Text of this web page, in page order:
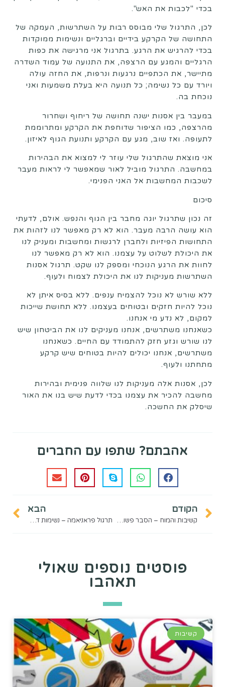
בכדי "לכבות את האש".
לכן, התרגול שלי מבוסס רבות על השתרשות, העמקה של
התחושה של הקרקע בידיים וברגליים ונשימות ממוקדות
בכדי להרגיש את הרגע. בתרגול אני מרגישה את כפות
הרגליים והמגע עם הרצפה, את התנועה של עמוד השדרה
מתיישר, את הכתפיים נרגעות ונרפות, את החזה עולה
ויורד עם כל נשימה; כל תנועה היא בעלת משמעות ואני
נוכחת בה.
במעבר בין אסנות ישנה תחושה של ריחוף ושחרור
מהרצפה, כמו הציפור שדוחפת את הקרקע ומתרוממת
לתעופה. ואז שוב, מגע עם הקרקע ותנועת הגוף לאיזון.
אני מוצאת שהתרגול שלי עוזר לי למצוא את הבהירות
במחשבה. התרגול מוביל לאור שמאפשר לי לראות מעבר
לשכבות המחשבות אל האני הפנימי.
סיכום
זה נכון שתרגול יוגה מחבר בין הגוף והנפש. אולם, לדעתי
הוא עושה הרבה מעבר. הוא לא רק מאפשר לנו לזהות את
התחושות הפיזיות ולחברן לרגשות ומחשבות ומעניק לנו
את היכולת לשלוט על עצמנו. הוא לא רק מאפשר לנו
לחוות את הרגע הנוכחי ומספק לנו שקט. תרגול אסנות
השתרשות מעניקות לנו את היכולת לצמוח ולעוף.
ללא שורש לא נוכל להצמיח ענפים. ללא בסיס איתן לא
נוכל להיות חזקים ובטוחים בעצמנו. ללא תחושת שייכות
למקום, לא נדע מי אנחנו.
כשאנחנו משתרשים, אנחנו מעניקים לנו את הביטחון שיש
לנו שורש וגזע חזק להתמודד עם החיים. כשאנחנו
משתרשים, אנחנו יכולים להיות בטוחים שיש קרקע
מתחתנו ולעוף.
לכן, אסנות אלה מעניקות לנו שלווה פנימית ובהירות
מחשבה להכיר את עצמנו בכדי לדעת שיש בנו את האור
שיסלק את החשכה.
אהבתם? שתפו עם החברים
הקודם
קשיבות והמוח – הסבר פשוט לילדים
הבא
תרגול פראניאמה – נשימות דבורה
פוסטים נוספים שאולי
תאהבו
קשיבות